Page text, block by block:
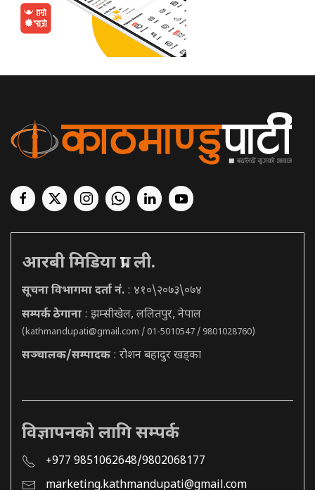
आरबी मिडिया प्रा. ली.
सूचना विभागमा दर्ता नं. : ४१०\२०७३\०७४
सम्पर्क ठेगाना : झम्सीखेल, ललितपुर, नेपाल
(kathmandupati@gmail.com / 01-5010547 / 9801028760)
सञ्चालक/सम्पादक : रोशन बहादुर खड्का
विज्ञापनको लागि सम्पर्क
+977 9851062648/9802068177
marketing.kathmandupati@gmail.com